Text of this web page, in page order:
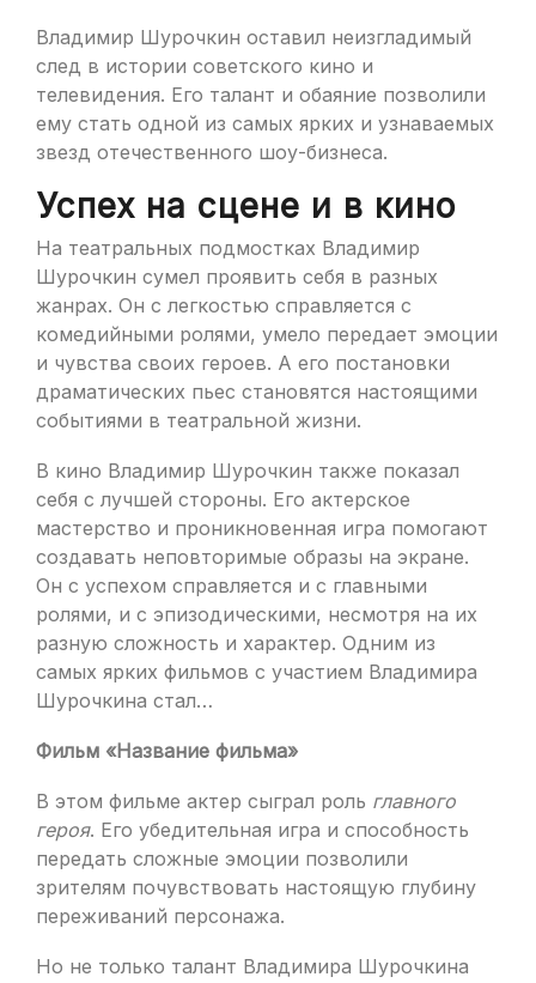
Владимир Шурочкин оставил неизгладимый
след в истории советского кино и
телевидения. Его талант и обаяние позволили
ему стать одной из самых ярких и узнаваемых
звезд отечественного шоу-бизнеса.
Успех на сцене и в кино
На театральных подмостках Владимир
Шурочкин сумел проявить себя в разных
жанрах. Он с легкостью справляется с
комедийными ролями, умело передает эмоции
и чувства своих героев. А его постановки
драматических пьес становятся настоящими
событиями в театральной жизни.
В кино Владимир Шурочкин также показал
себя с лучшей стороны. Его актерское
мастерство и проникновенная игра помогают
создавать неповторимые образы на экране.
Он с успехом справляется и с главными
ролями, и с эпизодическими, несмотря на их
разную сложность и характер. Одним из
самых ярких фильмов с участием Владимира
Шурочкина стал…
Фильм «Название фильма»
В этом фильме актер сыграл роль главного
героя. Его убедительная игра и способность
передать сложные эмоции позволили
зрителям почувствовать настоящую глубину
переживаний персонажа.
Но не только талант Владимира Шурочкина